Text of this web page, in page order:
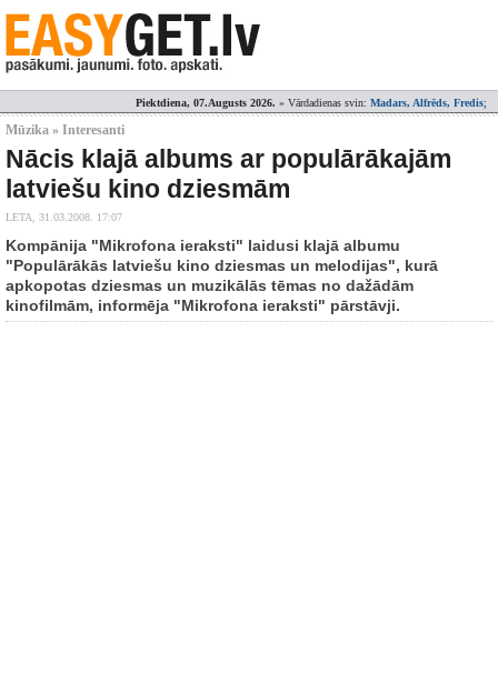
Piektdiena, 07.Augusts 2026. » Vārdadienas svin: Madars, Alfrēds, Fredis;
Mūzika » Interesanti
Nācis klajā albums ar populārākajām
latviešu kino dziesmām
LETA, 31.03.2008. 17:07
Kompānija "Mikrofona ieraksti" laidusi klajā albumu
"Populārākās latviešu kino dziesmas un melodijas", kurā
apkopotas dziesmas un muzikālās tēmas no dažādām
kinofilmām, informēja "Mikrofona ieraksti" pārstāvji.